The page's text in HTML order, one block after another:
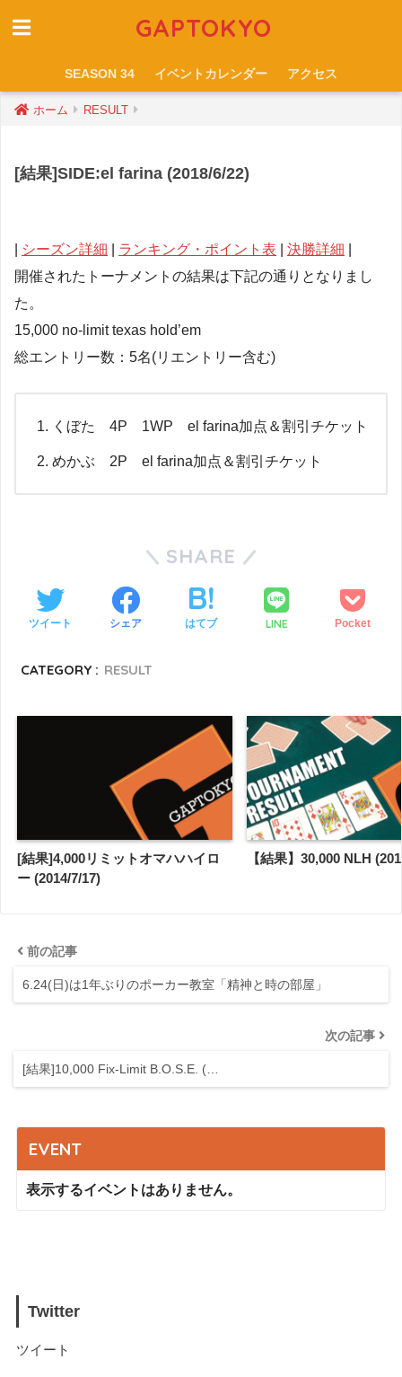
GAPTOKYO
SEASON 34 イベントカレンダー アクセス
ホーム RESULT
[結果]SIDE:el farina (2018/6/22)
シーズン詳細 ランキング・ポイント表 決勝詳細
開催されたトーナメントの結果は下記の通りとなりまし
た。
15,000 no-limit texas hold’em
総エントリー数：5名(リエントリー含む)
くぼた 4P 1WP el farina加点＆割引チケット
めかぶ 2P el farina加点＆割引チケット
SHARE
ツイート シェア はてブ LINE Pocket
CATEGORY : RESULT
[結果]4,000リミットオマハハイロ
ー (2014/7/17)
【結果】30,000 NLH
前の記事
6.24(日)は1年ぶりのポーカー教室「精神と時の部屋」
次の記事
[結果]10,000 Fix-Limit B.O.S.E. (…
EVENT
表示するイベントはありません。
Twitter
ツイート